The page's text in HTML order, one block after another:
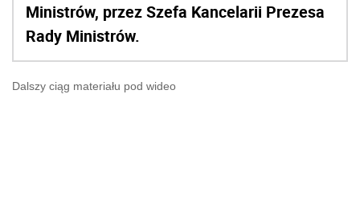
Ministrów, przez Szefa Kancelarii Prezesa
Rady Ministrów.
Dalszy ciąg materiału pod wideo